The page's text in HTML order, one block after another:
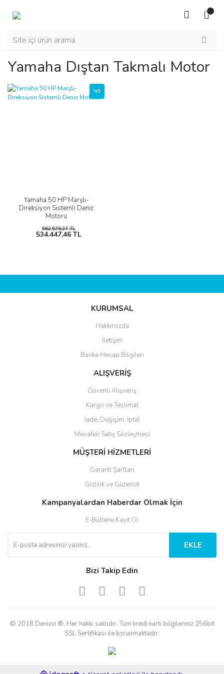
Yamaha Dıştan Takmalı Motor
Yamaha 50 HP Marşlı-
Direksiyon Sistemli Deniz
Motoru
%5
562.576,27 TL
534.447,46 TL
KURUMSAL
Hakkımızda
İletişim
Banka Hesap Bilgileri
ALIŞVERİŞ
Güvenli Alışveriş
Kargo ve Teslimat
İade, Değişim, İptal
Mesafeli Satış Sözleşmesi
MÜŞTERİ HİZMETLERİ
Garanti Şartları
Gizlilik ve Güzenlik
Kampanyalardan Haberdar Olmak İçin
E-Bültene Kayıt Ol
EKLE
Bizi Takip Edin
© 2018 Denizci ®. Her hakkı saklıdır. Tüm kredi kartı bilgileriniz 256bit
SSL Sertifikası ile korunmaktadır.